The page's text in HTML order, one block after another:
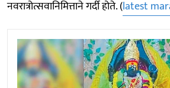
नवरात्रोत्सवानिमित्ताने गर्दी होते. (latest